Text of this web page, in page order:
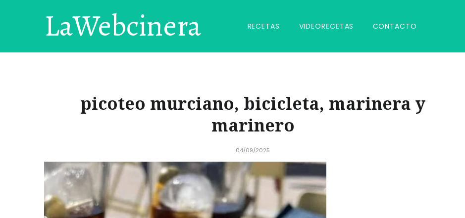
LaWebcinera RECETAS VIDEORECETAS CONTACTO
picoteo murciano, bicicleta, marinera y
marinero
04/09/2025